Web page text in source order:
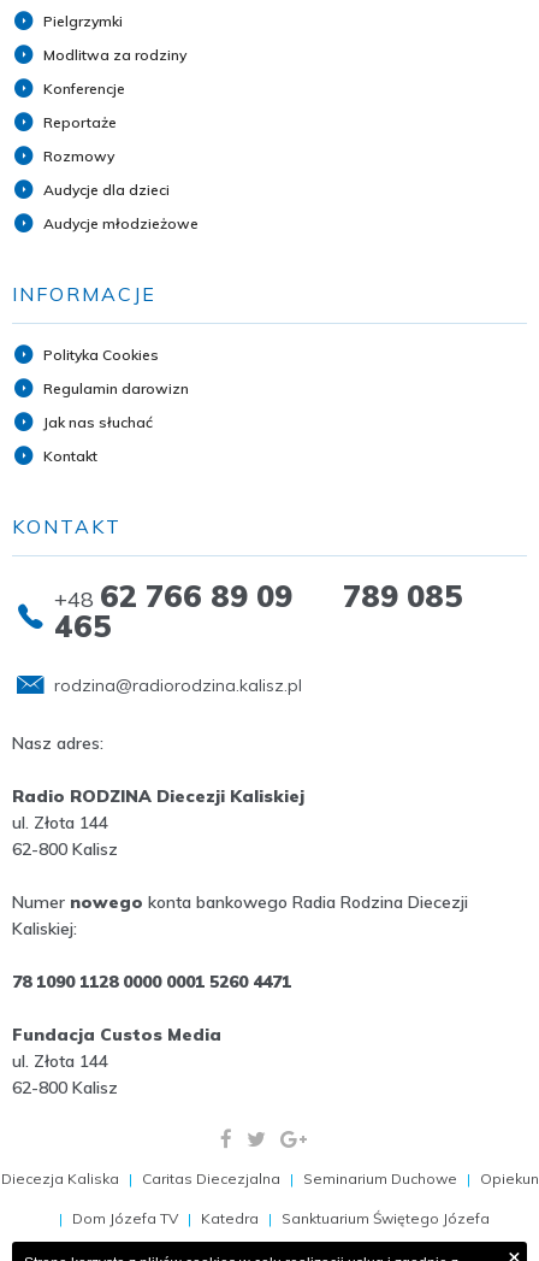
Pielgrzymki
Modlitwa za rodziny
Konferencje
Reportaże
Rozmowy
Audycje dla dzieci
Audycje młodzieżowe
INFORMACJE
Polityka Cookies
Regulamin darowizn
Jak nas słuchać
Kontakt
KONTAKT
+48 62 766 89 09 789 085
465
rodzina@radiorodzina.kalisz.pl
Nasz adres:
Radio RODZINA Diecezji Kaliskiej
ul. Złota 144
62-800 Kalisz
Numer nowego konta bankowego Radia Rodzina Diecezji
Kaliskiej:
78 1090 1128 0000 0001 5260 4471
Fundacja Custos Media
ul. Złota 144
62-800 Kalisz
Diecezja Kaliska Caritas Diecezjalna Seminarium Duchowe Opiekun
Dom Józefa TV Katedra Sanktuarium Świętego Józefa